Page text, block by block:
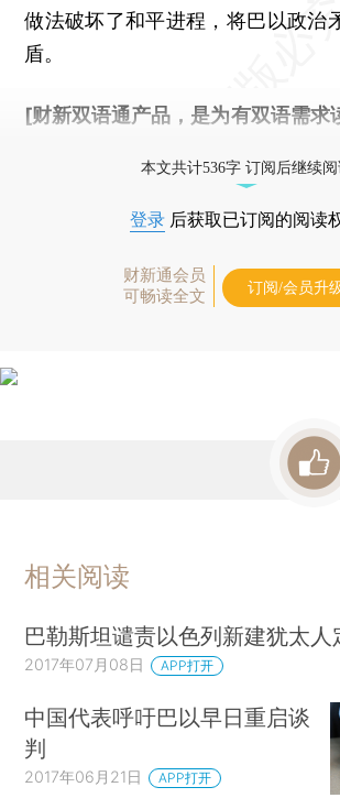
做法破坏了和平进程，将巴以政治
盾。
[财新双语通产品，是为有双语需求
本文共计536字 订阅后继续
登录 后获取已订阅的阅读
财新通会员
可畅读全文
订阅/会员升
相关阅读
巴勒斯坦谴责以色列新建犹太人
2017年07月08日 APP打开
中国代表呼吁巴以早日重启谈
判
2017年06月21日 APP打开